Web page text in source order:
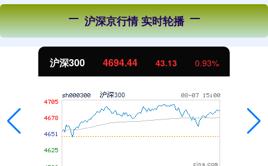
沪深京行情 实时轮播
沪深300 4694.44 43.13 0.93%